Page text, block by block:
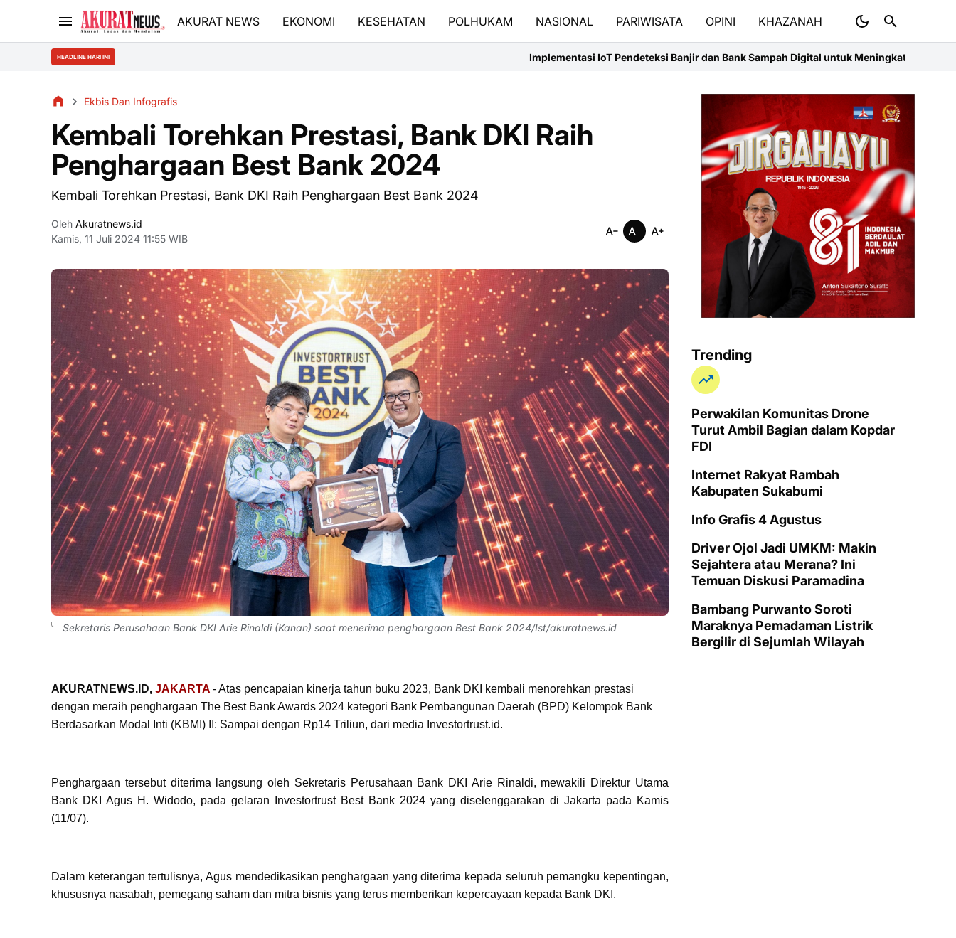
AKURAT NEWS EKONOMI KESEHATAN POLHUKAM NASIONAL PARIWISATA OPINI KHAZANAH
HEADLINE HARI INI Implementasi IoT Pendeteksi Banjir dan Bank Sampah Digital untuk Meningkatkan Ketahanan Lingkungan
Ekbis Dan Infografis
Kembali Torehkan Prestasi, Bank DKI Raih
Penghargaan Best Bank 2024
Kembali Torehkan Prestasi, Bank DKI Raih Penghargaan Best Bank 2024
Oleh Akuratnews.id
Kamis, 11 Juli 2024 11:55 WIB
Sekretaris Perusahaan Bank DKI Arie Rinaldi (Kanan) saat menerima penghargaan Best Bank 2024/Ist/akuratnews.id
AKURATNEWS.ID, JAKARTA -Atas pencapaian kinerja tahun buku 2023, Bank DKI kembali menorehkan prestasi
dengan meraih penghargaan The Best Bank Awards 2024 kategori Bank Pembangunan Daerah (BPD) Kelompok Bank
Berdasarkan Modal Inti (KBMI) II: Sampai dengan Rp14 Triliun, dari media Investortrust.id.
Penghargaan tersebut diterima langsung oleh Sekretaris Perusahaan Bank DKI Arie Rinaldi, mewakili Direktur Utama
Bank DKI Agus H. Widodo, pada gelaran Investortrust Best Bank 2024 yang diselenggarakan di Jakarta pada Kamis
(11/07).
Dalam keterangan tertulisnya, Agus mendedikasikan penghargaan yang diterima kepada seluruh pemangku kepentingan,
khususnya nasabah, pemegang saham dan mitra bisnis yang terus memberikan kepercayaan kepada Bank DKI.
Trending
Perwakilan Komunitas Drone
Turut Ambil Bagian dalam Kopdar
FDI
Internet Rakyat Rambah
Kabupaten Sukabumi
Info Grafis 4 Agustus
Driver Ojol Jadi UMKM: Makin
Sejahtera atau Merana? Ini
Temuan Diskusi Paramadina
Bambang Purwanto Soroti
Maraknya Pemadaman Listrik
Bergilir di Sejumlah Wilayah